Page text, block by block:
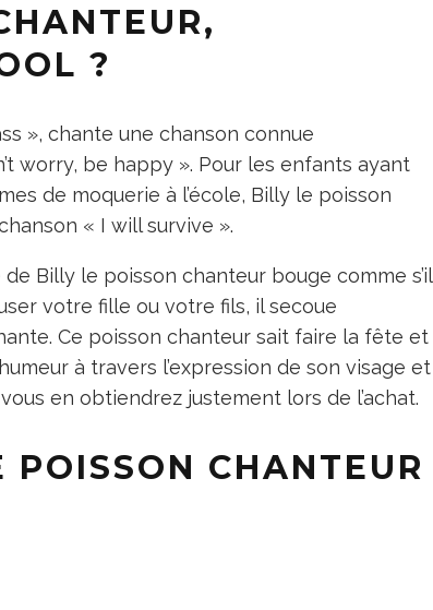
?
», chante une chanson connue
worry, be happy ». Pour les enfants ayant
de moquerie à l’école, Billy le poisson
« I will survive ».
Billy le poisson chanteur bouge comme s’il
votre fille ou votre fils, il secoue
Ce poisson chanteur sait faire la fête et
à travers l’expression de son visage et
en obtiendrez justement lors de l’achat.
POISSON CHANTEUR